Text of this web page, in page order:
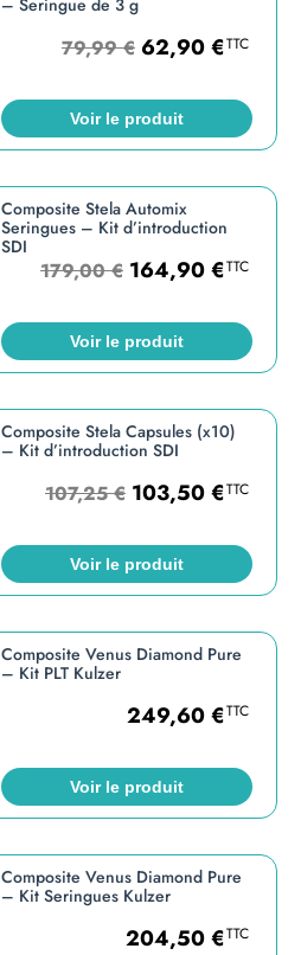
79,99€ 62,90€TTC
Voir le produit
Composite Stela Automix
Seringues – Kit d’introduction
SDI
179,00€ 164,90€TTC
Voir le produit
Composite Stela Capsules (x10)
– Kit d’introduction SDI
107,25€ 103,50€TTC
Voir le produit
Composite Venus Diamond Pure
– Kit PLT Kulzer
249,60€TTC
Voir le produit
Composite Venus Diamond Pure
– Kit Seringues Kulzer
204,50€TTC